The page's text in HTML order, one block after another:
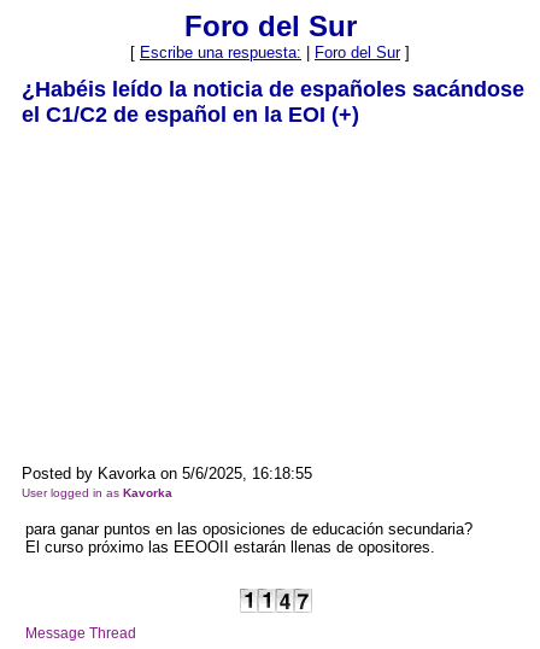
Foro del Sur
[ Escribe una respuesta: Foro del Sur]
¿Habéis leído la noticia de españoles sacándose
el C1/C2 de español en la EOI (+)
Posted by Kavorka on 5/6/2025, 16:18:55
User logged in as Kavorka
para ganar puntos en las oposiciones de educación secundaria?
El curso próximo las EEOOII estarán llenas de opositores.
Message Thread